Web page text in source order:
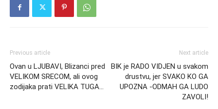
Previous article
Ovan u LJUBAVI, Blizanci pred
VELIKOM SRECOM, ali ovog
zodijaka prati VELIKA TUGA…
Next article
BIK je RADO VIDJEN u svakom
drustvu, jer SVAKO KO GA
UPOZNA -ODMAH GA LUDO
ZAVOLI!